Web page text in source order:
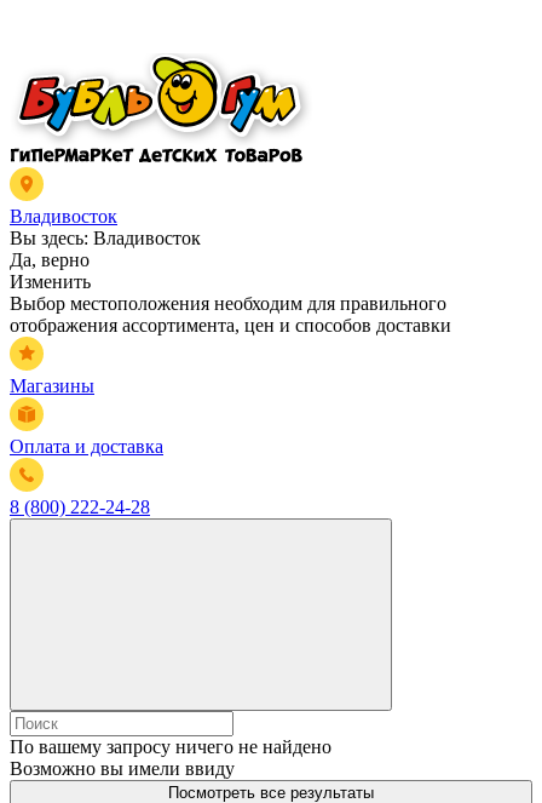
Владивосток
Вы здесь: Владивосток
Да, верно
Изменить
Выбор местоположения необходим для правильного
отображения ассортимента, цен и способов доставки
Магазины
Оплата и доставка
8 (800) 222-24-28
По вашему запросу ничего не найдено
Возможно вы имели ввиду
Посмотреть все результаты